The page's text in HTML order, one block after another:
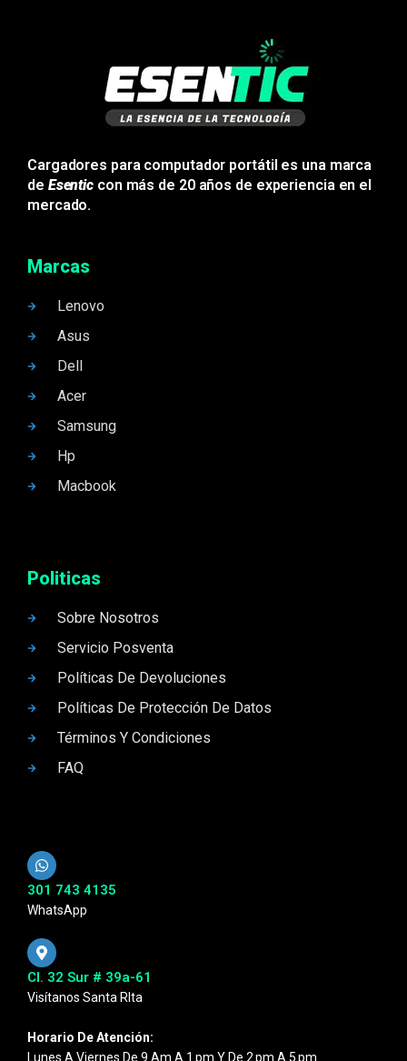
Cargadores para computador portátil es una marca
de Esentic con más de 20 años de experiencia en el
mercado.
Marcas
Lenovo
Asus
Dell
Acer
Samsung
Hp
Macbook
Politicas
Sobre Nosotros
Servicio Posventa
Políticas De Devoluciones
Políticas De Protección De Datos
Términos Y Condiciones
FAQ
301 743 4135
WhatsApp
Cl. 32 Sur # 39a-61
Visítanos Santa RIta
Horario De Atención:
Lunes A Viernes De 9 Am A 1 Pm Y De 2 Pm A 5 Pm